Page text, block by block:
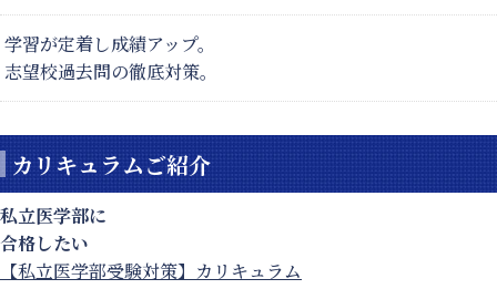
学習が定着し成績アップ。
志望校過去問の徹底対策。
カリキュラムご紹介
私立医学部に
合格したい
【私立医学部受験対策】カリキュラム